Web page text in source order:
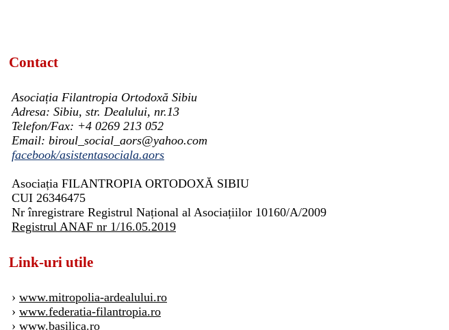
Contact
Asociația Filantropia Ortodoxă Sibiu
Adresa: Sibiu, str. Dealului, nr.13
Telefon/Fax: +4 0269 213 052
Email: biroul_social_aors@yahoo.com
facebook/asistentasociala.aors
Asociația FILANTROPIA ORTODOXĂ SIBIU
CUI 26346475
Nr înregistrare Registrul Național al Asociațiilor 10160/A/2009
Registrul ANAF nr 1/16.05.2019
Link-uri utile
› www.mitropolia-ardealului.ro
› www.federatia-filantropia.ro
› www.basilica.ro